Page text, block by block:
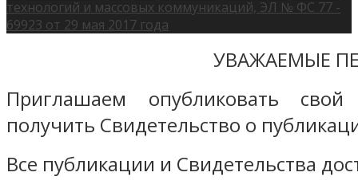
технологий и массовых коммуникаций, ЭЛ № ФС 77 -
69923 от 29 мая 2017 года
УВАЖАЕМЫЕ
Приглашаем опубликовать
получить Свидетельство о
Все публикации и Свидетельства